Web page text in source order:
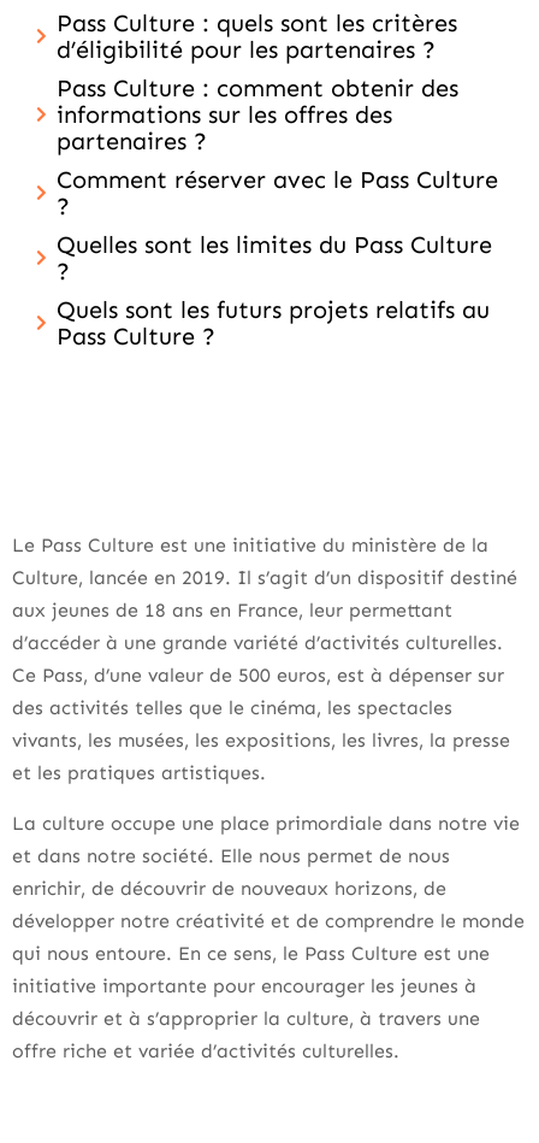
Pass Culture : quels sont les critères
d’éligibilité pour les partenaires ?
Pass Culture : comment obtenir des
informations sur les offres des
partenaires ?
Comment réserver avec le Pass Culture
?
Quelles sont les limites du Pass Culture
?
Quels sont les futurs projets relatifs au
Pass Culture ?
Le Pass Culture est une initiative du ministère de la
Culture, lancée en 2019. Il s’agit d’un dispositif destiné
aux jeunes de 18 ans en France, leur permettant
d’accéder à une grande variété d’activités culturelles.
Ce Pass, d’une valeur de 500 euros, est à dépenser sur
des activités telles que le cinéma, les spectacles
vivants, les musées, les expositions, les livres, la presse
et les pratiques artistiques.
La culture occupe une place primordiale dans notre vie
et dans notre société. Elle nous permet de nous
enrichir, de découvrir de nouveaux horizons, de
développer notre créativité et de comprendre le monde
qui nous entoure. En ce sens, le Pass Culture est une
initiative importante pour encourager les jeunes à
découvrir et à s’approprier la culture, à travers une
offre riche et variée d’activités culturelles.